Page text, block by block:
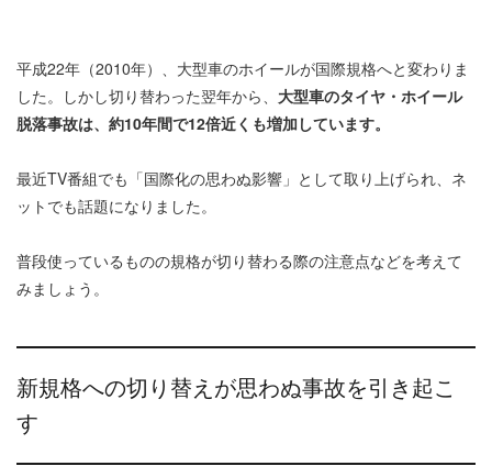
平成22年（2010年）、大型車のホイールが国際規格へと変わりま
した。しかし切り替わった翌年から、 大型車のタイヤ・ホイール
脱落事故は、約10年間で12倍近くも増加しています。
最近TV番組でも「国際化の思わぬ影響」として取り上げられ、ネ
ットでも話題になりました。
普段使っているものの規格が切り替わる際の注意点などを考えて
みましょう。
新規格への切り替えが思わぬ事故を引き起こ
す